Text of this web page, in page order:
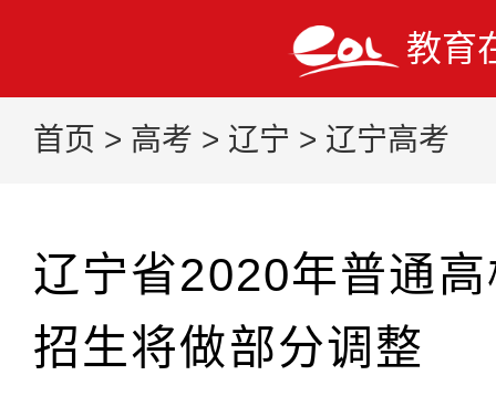
教育
首页 > 高考 > 辽宁 > 辽宁高考
辽宁省2020年普通
招生将做部分调整